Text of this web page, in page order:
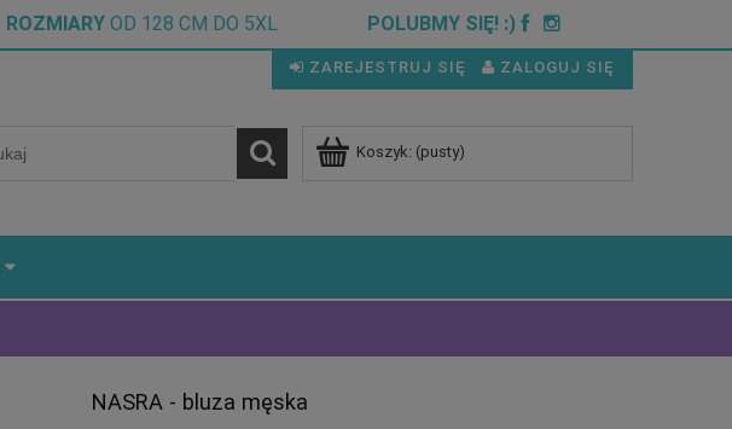
ZAREJESTRUJ SIĘ ZALOGUJ SIĘ
Koszyk: (pusty)
ROZMIARY OD 128 CM DO 5XL POLUBMY SIĘ! :)
NASRA - bluza męska